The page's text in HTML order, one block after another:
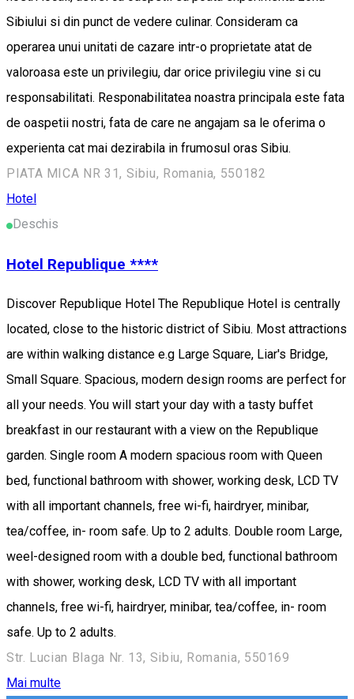
Sibiului si din punct de vedere culinar. Consideram ca
operarea unui unitati de cazare intr-o proprietate atat de
valoroasa este un privilegiu, dar orice privilegiu vine si cu
responsabilitati. Responabilitatea noastra principala este fata
de oaspetii nostri, fata de care ne angajam sa le oferima o
experienta cat mai dezirabila in frumosul oras Sibiu.
PIATA MICA NR 31, Sibiu, Romania, 550182
Hotel
Deschis
Hotel Republique ****
Discover Republique Hotel The Republique Hotel is centrally
located, close to the historic district of Sibiu. Most attractions
are within walking distance e.g Large Square, Liar's Bridge,
Small Square. Spacious, modern design rooms are perfect for
all your needs. You will start your day with a tasty buffet
breakfast in our restaurant with a view on the Republique
garden. Single room A modern spacious room with Queen
bed, functional bathroom with shower, working desk, LCD TV
with all important channels, free wi-fi, hairdryer, minibar,
tea/coffee, in- room safe. Up to 2 adults. Double room Large,
weel-designed room with a double bed, functional bathroom
with shower, working desk, LCD TV with all important
channels, free wi-fi, hairdryer, minibar, tea/coffee, in- room
safe. Up to 2 adults.
Str. Lucian Blaga Nr. 13, Sibiu, Romania, 550169
Mai multe